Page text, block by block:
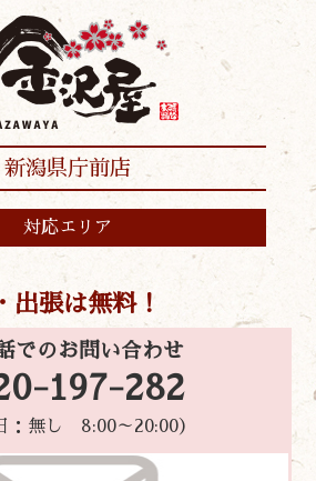
新潟県庁前店
対応エリア
出張は無料！
でのお問い合わせ
197-282
：無し 8:00～20:00）